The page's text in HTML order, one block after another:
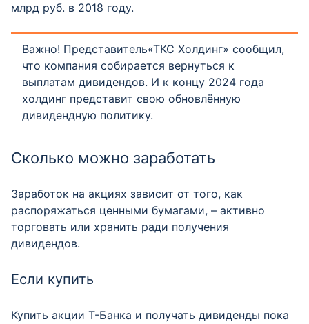
млрд руб. в 2018 году.
Важно! Представитель«ТКС Холдинг» сообщил,
что компания собирается вернуться к
выплатам дивидендов. И к концу 2024 года
холдинг представит свою обновлённую
дивидендную политику.
Сколько можно заработать
Заработок на акциях зависит от того, как
распоряжаться ценными бумагами, – активно
торговать или хранить ради получения
дивидендов.
Если купить
Купить акции Т-Банка и получать дивиденды пока